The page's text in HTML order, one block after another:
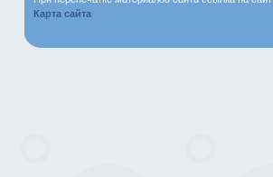
Карта сайта